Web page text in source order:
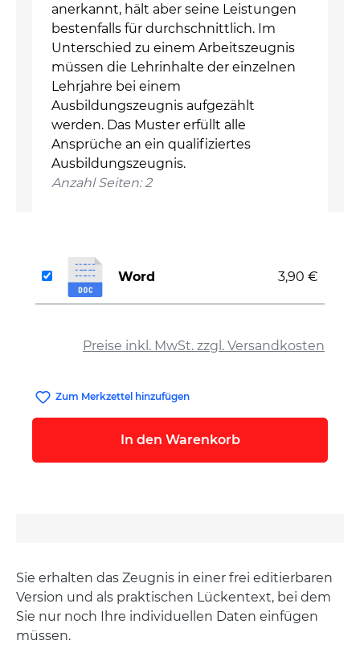
anerkannt, hält aber seine Leistungen
bestenfalls für durchschnittlich. Im
Unterschied zu einem Arbeitszeugnis
müssen die Lehrinhalte der einzelnen
Lehrjahre bei einem
Ausbildungszeugnis aufgezählt
werden. Das Muster erfüllt alle
Ansprüche an ein qualifiziertes
Ausbildungszeugnis.
Anzahl Seiten: 2
Preise inkl. MwSt. zzgl. Versandkosten
Word 3,90 €
Zum Merkzettel hinzufügen
In den Warenkorb
Sie erhalten das Zeugnis in einer frei editierbaren
Version und als praktischen Lückentext, bei dem
Sie nur noch Ihre individuellen Daten einfügen
müssen.